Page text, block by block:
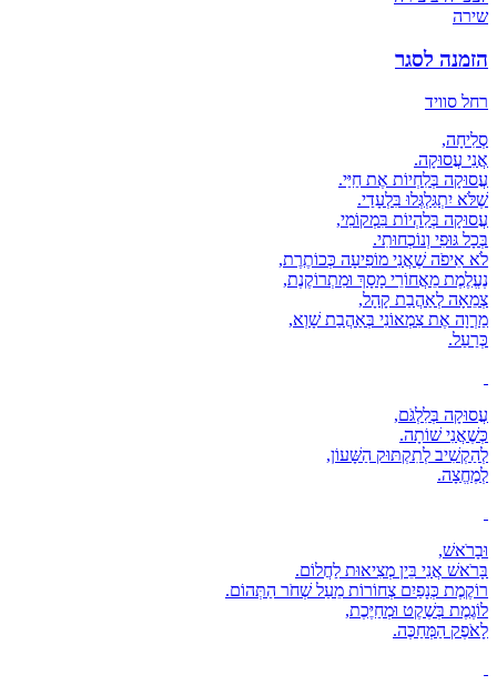
שירה
הזמנה לסגר
רחל סוויד
סְלִיחָה,
אֲנִי עֲסוּקָה.
עֲסוּקָה בְּלִחְיוֹת אֶת חַיַּי.
שֶׁלֹּא יִתְגַּלְגְּלוּ בִּלְעָדַי.
עֲסוּקָה בְּלִהְיוֹת בִּמְקוֹמִי,
בְּכָל גּוּפִי וְנוֹכְחוּתִי.
לֹא אֵיפֹה שֶׁאֲנִי מוֹפִיעָה כְּכוֹתֶרֶת,
נֶעֱלֶמֶת מֵאֲחוֹרֵי מָסָךְ וּמִתְרוֹקֶנֶת,
צְמֵאָה לְאַהֲבַת קָהָל,
מַרְוָה אֶת צִמְאוֹנִי בְּאַהֲבַת שָׁוְא,
כְּרַעַל.
עֲסוּקָה בְּלִלְגֹּם,
כְּשֶׁאֲנִי שׁוֹתָה.
לְהַקְשִׁיב לְתִקְתּוּק הַשָּׁעוֹן,
לְמֶחֱצָה.
וּבָרֹאשׁ,
בָּרֹאשׁ אֲנִי בֵּין מְצִיאוּת לַחֲלוֹם.
רוֹקֶמֶת כְּנָפַיִם צְחוֹרוֹת מֵעַל שְׁחֹר הַתְּהוֹם.
לוֹגֶמֶת בְּשֶׁקֶט וּמְחַיֶּכֶת,
לָאֹפֶק הַמְּחַכֶּה.